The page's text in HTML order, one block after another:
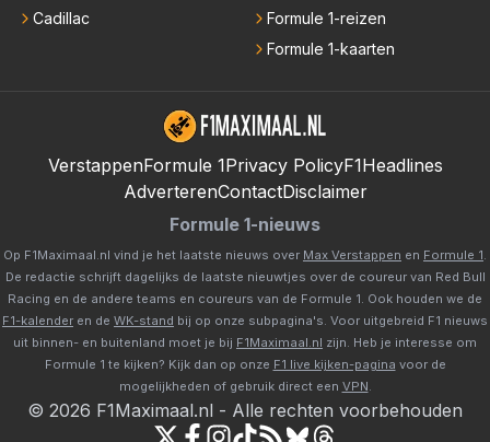
Cadillac
Formule 1-reizen
Formule 1-kaarten
VerstappenFormule 1Privacy PolicyF1Headlines
AdverterenContactDisclaimer
Formule 1-nieuws
Op F1Maximaal.nl vind je het laatste nieuws over Max Verstappen en Formule 1.
De redactie schrijft dagelijks de laatste nieuwtjes over de coureur van Red Bull
Racing en de andere teams en coureurs van de Formule 1. Ook houden we de
F1-kalender en de WK-stand bij op onze subpagina's. Voor uitgebreid F1 nieuws
uit binnen- en buitenland moet je bij F1Maximaal.nl zijn. Heb je interesse om
Formule 1 te kijken? Kijk dan op onze F1 live kijken-pagina voor de
mogelijkheden of gebruik direct een VPN.
© 2026 F1Maximaal.nl - Alle rechten voorbehouden